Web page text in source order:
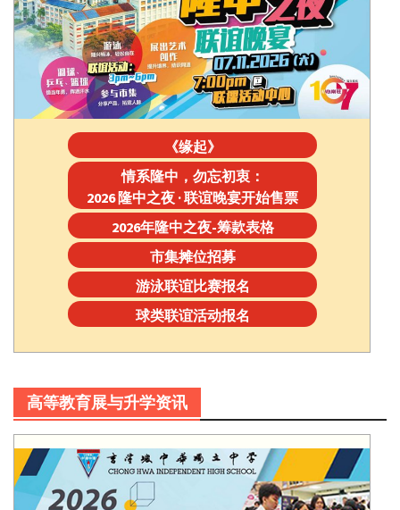
《缘起》
情系隆中，勿忘初衷：
2026 隆中之夜 · 联谊晚宴开始售票
2026年隆中之夜-筹款表格
市集摊位招募
游泳联谊比赛报名
球类联谊活动报名
高等教育展与升学资讯